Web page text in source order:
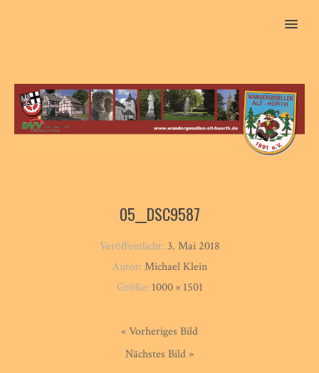
MENU
05__DSC9587
Veröffentlicht: 3. Mai 2018
Autor: Michael Klein
Größe: 1000 × 1501
« Vorheriges Bild
Nächstes Bild »